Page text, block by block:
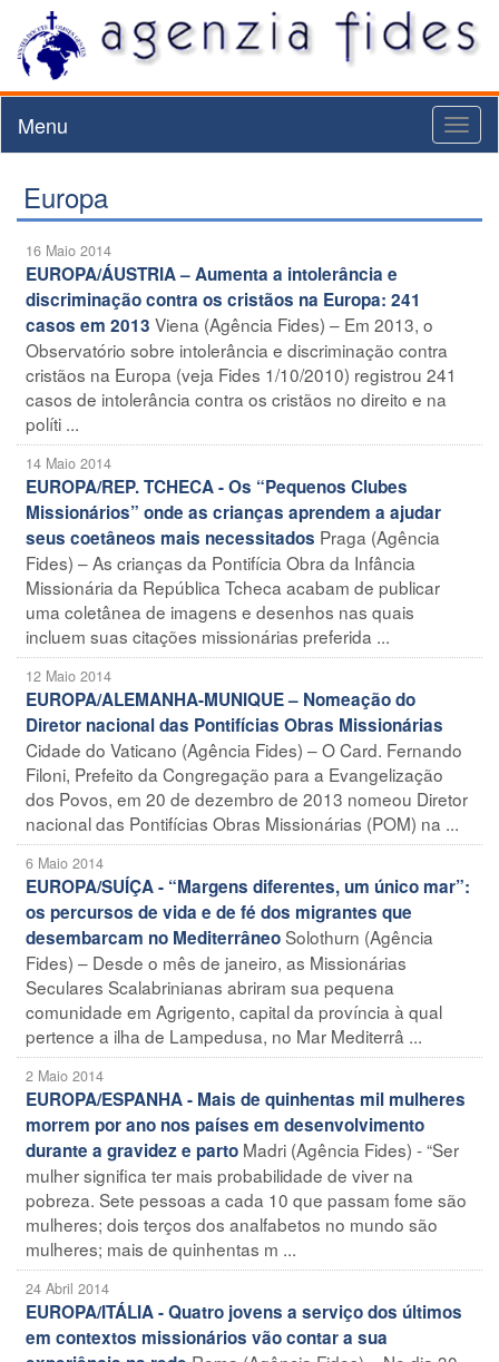
Menu
Europa
16 Maio 2014
EUROPA/ÁUSTRIA – Aumenta a intolerância e
discriminação contra os cristãos na Europa: 241
casos em 2013 Viena (Agência Fides) – Em 2013, o
Observatório sobre intolerância e discriminação contra
cristãos na Europa (veja Fides 1/10/2010) registrou 241
casos de intolerância contra os cristãos no direito e na
políti ...
14 Maio 2014
EUROPA/REP. TCHECA - Os “Pequenos Clubes
Missionários” onde as crianças aprendem a ajudar
seus coetâneos mais necessitados Praga (Agência
Fides) – As crianças da Pontifícia Obra da Infância
Missionária da República Tcheca acabam de publicar
uma coletânea de imagens e desenhos nas quais
incluem suas citações missionárias preferida ...
12 Maio 2014
EUROPA/ALEMANHA-MUNIQUE – Nomeação do
Diretor nacional das Pontifícias Obras Missionárias
Cidade do Vaticano (Agência Fides) – O Card. Fernando
Filoni, Prefeito da Congregação para a Evangelização
dos Povos, em 20 de dezembro de 2013 nomeou Diretor
nacional das Pontifícias Obras Missionárias (POM) na ...
6 Maio 2014
EUROPA/SUÍÇA - “Margens diferentes, um único mar”:
os percursos de vida e de fé dos migrantes que
desembarcam no MediterrâneoSolothurn (Agência
Fides) – Desde o mês de janeiro, as Missionárias
Seculares Scalabrinianas abriram sua pequena
comunidade em Agrigento, capital da província à qual
pertence a ilha de Lampedusa, no Mar Mediterrâ ...
2 Maio 2014
EUROPA/ESPANHA - Mais de quinhentas mil mulheres
morrem por ano nos países em desenvolvimento
durante a gravidez e parto Madri (Agência Fides) - “Ser
mulher significa ter mais probabilidade de viver na
pobreza. Sete pessoas a cada 10 que passam fome são
mulheres; dois terços dos analfabetos no mundo são
mulheres; mais de quinhentas m ...
24 Abril 2014
EUROPA/ITÁLIA - Quatro jovens a serviço dos últimos
em contextos missionários vão contar a sua